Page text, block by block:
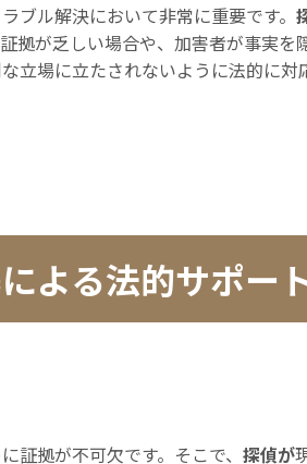
ブル解決において非常に重要です。
拠が乏しい場合や、加害者が事実
立場に立たされないように法的に
よる法的サポー
証拠が不可欠です。そこで、 探偵が